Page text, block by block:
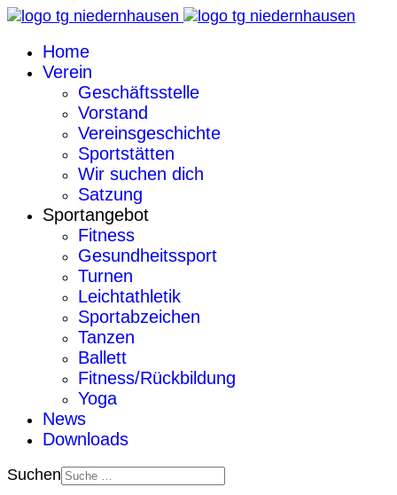
Home
Verein
Geschäftsstelle
Vorstand
Vereinsgeschichte
Sportstätten
Wir suchen dich
Satzung
Sportangebot
Fitness
Gesundheitssport
Turnen
Leichtathletik
Sportabzeichen
Tanzen
Ballett
Fitness/Rückbildung
Yoga
News
Downloads
Suchen